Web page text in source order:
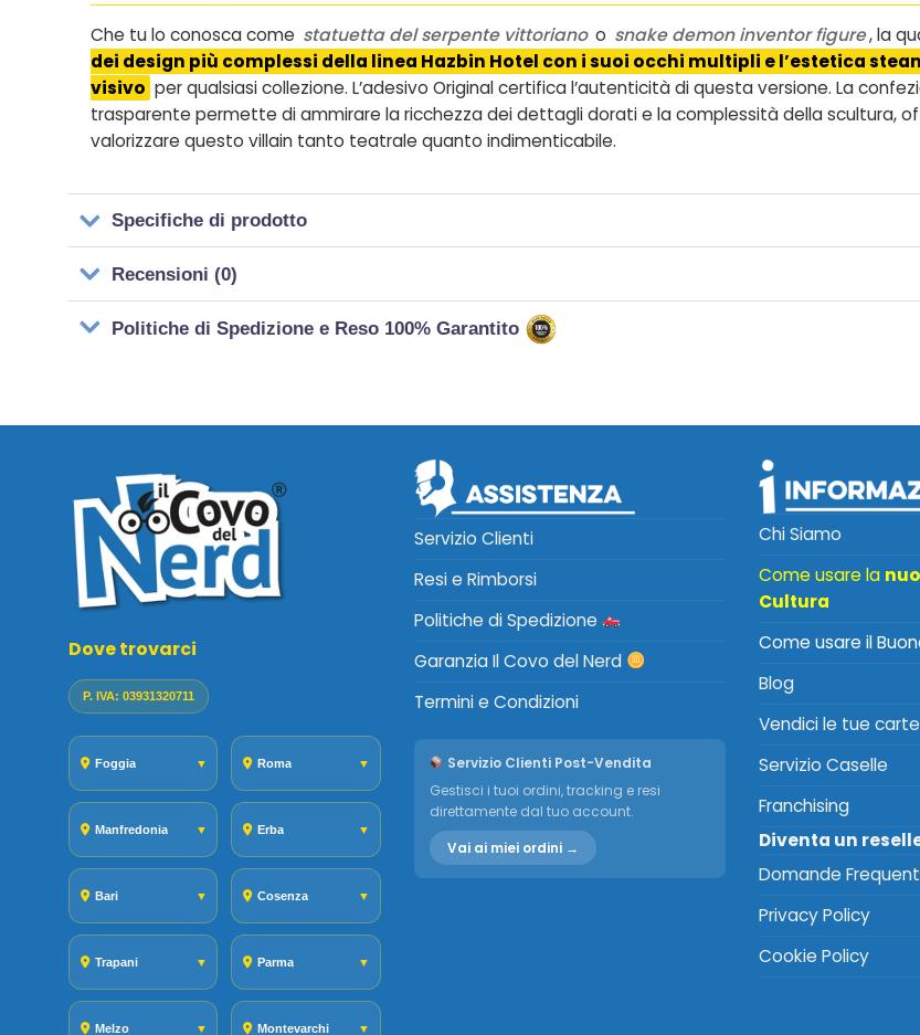
Che tu lo conosca come statuetta del serpente vittoriano o snake demon inventor figure, la
dei design più complessi della linea Hazbin Hotel con i suoi occhi multipli e l’estetica
visivo per qualsiasi collezione. L’adesivo Original certifica l’autenticità di questa versione. La
trasparente permette di ammirare la ricchezza dei dettagli dorati e la complessità della scultura,
valorizzare questo villain tanto teatrale quanto indimenticabile.
Specifiche di prodotto
Recensioni (0)
Politiche di Spedizione e Reso 100% Garantito
Dove trovarci
P. IVA: 03931320711
Foggia ▼ Roma ▼
Manfredonia ▼ Erba ▼
Bari ▼ Cosenza ▼
Trapani ▼ Parma ▼
Melzo ▼ Montevarchi ▼
Servizio Clienti
Resi e Rimborsi
Politiche di Spedizione
Garanzia Il Covo del Nerd
Termini e Condizioni
Servizio Clienti Post-Vendita
Gestisci i tuoi ordini, tracking e resi
direttamente dal tuo account.
Vai ai miei ordini →
Chi Siamo
Come usare la
Cultura
Come usare il
Blog
Vendici le tue carte
Servizio Caselle
Franchising
Diventa un
Domande
Privacy Policy
Cookie Policy